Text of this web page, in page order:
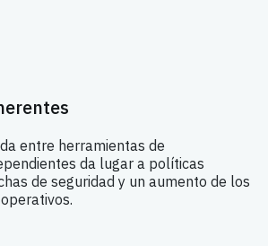
entre herramientas de
da lugar a políticas
de seguridad y un aumento de los